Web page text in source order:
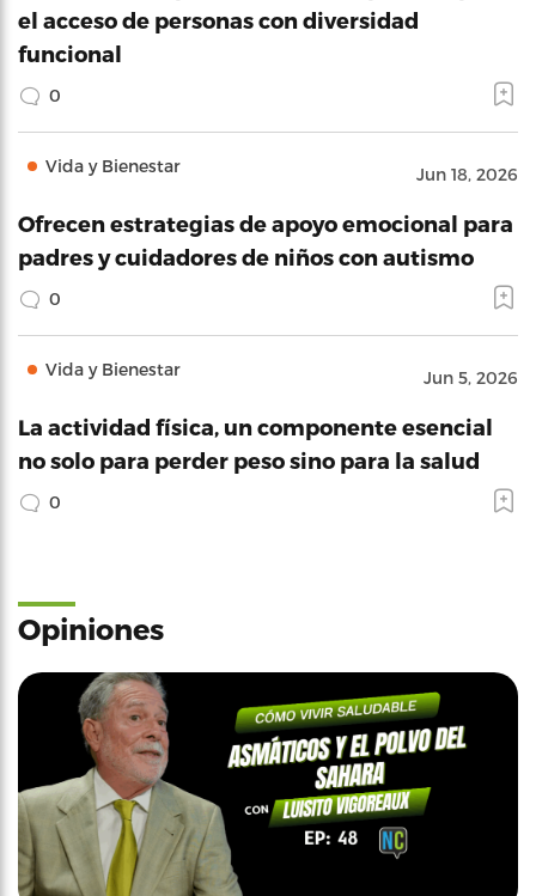
el acceso de personas con diversidad
funcional
0
Vida y Bienestar Jun 18, 2026
Ofrecen estrategias de apoyo emocional para
padres y cuidadores de niños con autismo
0
Vida y Bienestar Jun 5, 2026
La actividad física, un componente esencial
no solo para perder peso sino para la salud
0
Opiniones